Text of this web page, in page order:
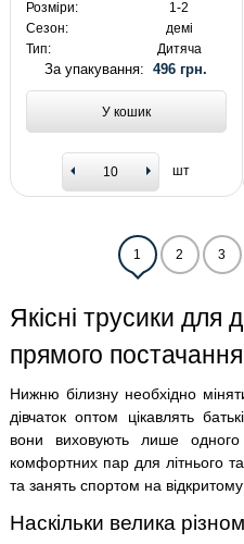
Розміри:
1-2
Сезон:
демі
Тип:
Дитяча
За упакування:496 грн.
У кошик
шт
1 2 3
Якісні трусики для
прямого
Нижню білизну необхідно
дівчаток оптом цікавлять
вони виховують лише
комфортних пар для літнього
та занять спортом на відкритому
Наскільки велика